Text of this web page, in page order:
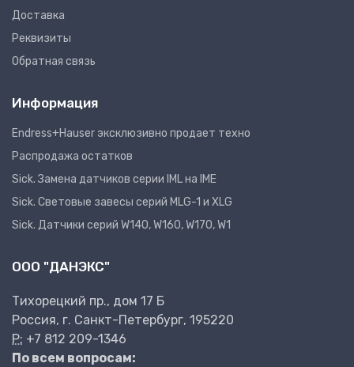
Доставка
Реквизиты
Обратная связь
Информация
Endress+Hauser эксклюзивно продает техно
Распродажа остатков
Sick. Замена датчиков серии IML на IME
Sick. Световые завесы серий MLG-1 и XLG
Sick. Датчики серий W140, W160, W170, W1
ООО "ДАНЭКС"
Тихорецкий пр., дом 17 Б
Россия, г. Санкт-Петербург, 195220
P: +7 812 209-1346
По всем вопросам: